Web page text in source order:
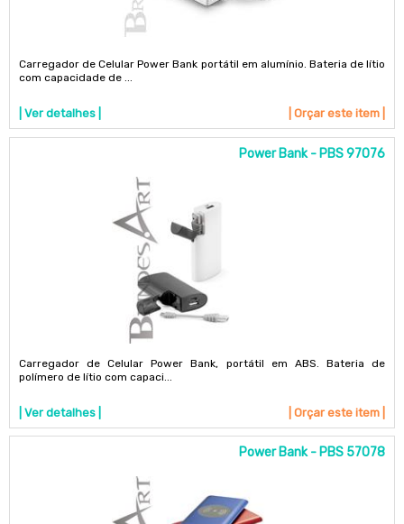
Carregador de Celular Power Bank portátil em alumínio. Bateria de lítio
com capacidade de ...
| Ver detalhes | | Orçar este item |
Power Bank - PBS 97076
Carregador de Celular Power Bank, portátil em ABS. Bateria de
polímero de lítio com capaci...
| Ver detalhes | | Orçar este item |
Power Bank - PBS 57078